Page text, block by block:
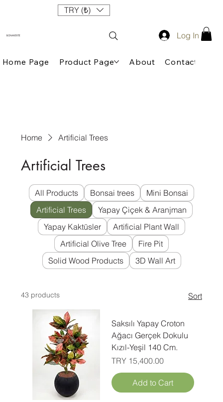
TRY (₺)
BONAVERTE Log In
Home Page Product Page About Contact
Home Artificial Trees
Artificial Trees
All Products Bonsai trees
Mini Bonsai
Artificial Trees
Yapay Çiçek & Aranjman
Yapay Kaktüsler
Artificial Plant Wall
Artificial Olive Tree
Fire Pit
Solid Wood Products
3D Wall Art
43 products Sort
Saksılı Yapay Croton
Ağacı Gerçek Dokulu
Kızıl-Yeşil 140 Cm.
Price
TRY 15,400.00
Add to Cart